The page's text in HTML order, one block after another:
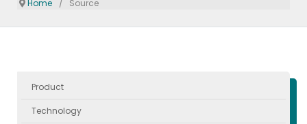
Home Source
Product
Technology